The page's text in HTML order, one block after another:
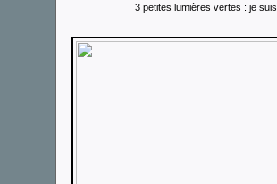
3 petites lumières vertes : je